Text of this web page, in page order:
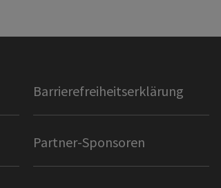
Barrierefreiheitserklärung
Partner-Sponsoren